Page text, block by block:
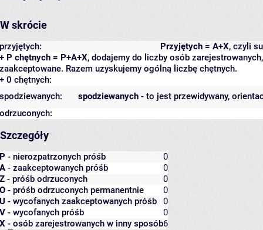
W skrócie
Przyjętych = A+X, czyli
przyjętych:
+ P chętnych = P+A+X, dodajemy do liczby osób
zaakceptowane. Razem uzyskujemy ogólną liczbę chętnych.
+ 0 chętnych:
spodziewanych - to jest przewidywany,
spodziewanych:
odrzuconych:
Szczegóły
P - nierozpatrzonych próśb
0
A - zaakceptowanych próśb
0
Z - próśb odrzuconych
0
O - próśb odrzuconych permanentnie
0
U - wycofanych zaakceptowanych próśb
0
V - wycofanych próśb
0
X - osób zarejestrowanych w inny sposób6